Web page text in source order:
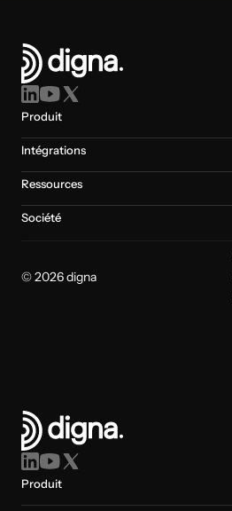
Produit
Intégrations
Ressources
Société
© 2026 digna
Produit